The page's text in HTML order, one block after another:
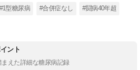
#1型糖尿病 #合併症なし #闘病40年超
ント
えた詳細な糖尿病記録